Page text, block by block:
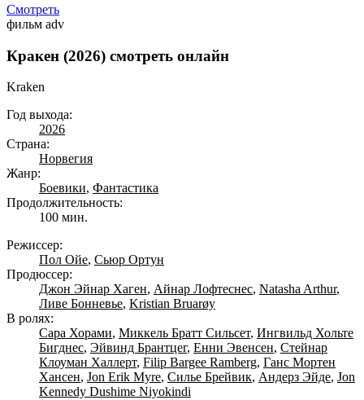
Смотреть
фильм adv
Кракен (2026) смотреть онлайн
Kraken
Год выхода:
2026
Страна:
Норвегия
Жанр:
Боевики, Фантастика
Продолжительность:
100 мин.
Режиссер:
Пол Ойе, Сьюр Ортун
Продюссер:
Джон Эйнар Хаген, Айнар Лофтеснес, Natasha Arthur,
Ливе Бонневье, Kristian Bruarøy
В ролях:
Сара Хорами, Миккель Братт Сильсет, Ингвильд Хольте
Бигднес, Эйвинд Брантцег, Енни Эвенсен, Стейнар
Клоуман Халлерт, Filip Bargee Ramberg, Ганс Мортен
Хансен, Jon Erik Myre, Силье Брейвик, Андерз Эйде, Jon
Kennedy Dushime Niyokindi